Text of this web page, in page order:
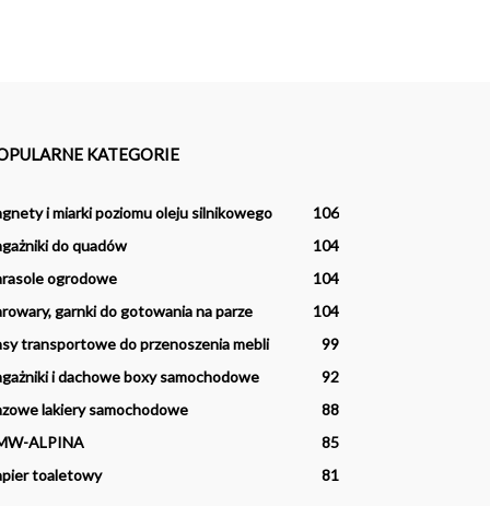
KATEGORIE
i miarki poziomu oleju silnikowego
106
do quadów
104
ogrodowe
104
garnki do gotowania na parze
104
transportowe do przenoszenia mebli
99
i dachowe boxy samochodowe
92
lakiery samochodowe
88
ALPINA
85
toaletowy
81